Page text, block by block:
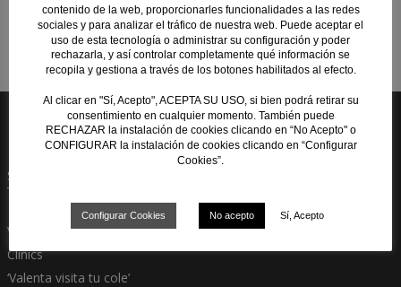
Fútbol Playa sub 19 Fútbol Playa Absoluta
SECCIONES
Valenta
Clínics
‘Valenta visita tu cole’
contenido de la web, proporcionarles funcionalidades a las redes
sociales y para analizar el tráfico de nuestra web. Puede aceptar el
uso de esta tecnología o administrar su configuración y poder
rechazarla, y así controlar completamente qué información se
recopila y gestiona a través de los botones habilitados al efecto.
Al clicar en "Sí, Acepto", ACEPTA SU USO, si bien podrá retirar su
consentimiento en cualquier momento. También puede
RECHAZAR la instalación de cookies clicando en “No Acepto" o
CONFIGURAR la instalación de cookies clicando en “Configurar
Cookies”.
Configurar Cookies No acepto Sí, Acepto